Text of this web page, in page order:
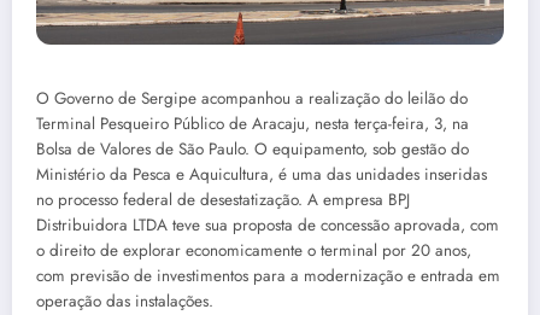
O Governo de Sergipe acompanhou a realização do leilão do
Terminal Pesqueiro Público de Aracaju, nesta terça-feira, 3, na
Bolsa de Valores de São Paulo. O equipamento, sob gestão do
Ministério da Pesca e Aquicultura, é uma das unidades inseridas
no processo federal de desestatização. A empresa BPJ
Distribuidora LTDA teve sua proposta de concessão aprovada, com
o direito de explorar economicamente o terminal por 20 anos,
com previsão de investimentos para a modernização e entrada em
operação das instalações.